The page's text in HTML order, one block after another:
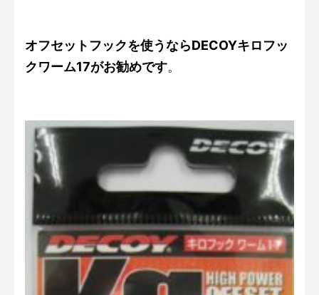
オフセットフックを使うならDECOYキロフッ
クワーム17がお勧めです。